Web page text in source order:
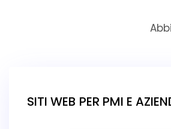
SITI WEB PER PMI E